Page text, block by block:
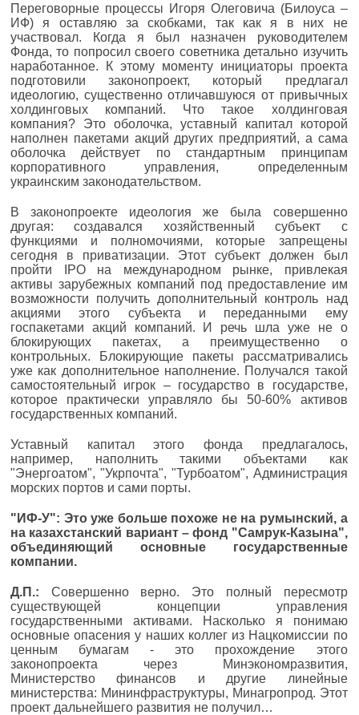
Переговорные процессы Игоря Олеговича (Билоуса –
ИФ) я оставляю за скобками, так как я в них не
участвовал. Когда я был назначен руководителем
Фонда, то попросил своего советника детально изучить
наработанное. К этому моменту инициаторы проекта
подготовили законопроект, который предлагал
идеологию, существенно отличавшуюся от привычных
холдинговых компаний. Что такое холдинговая
компания? Это оболочка, уставный капитал которой
наполнен пакетами акций других предприятий, а сама
оболочка действует по стандартным принципам
корпоративного управления, определенным
украинским законодательством.
В законопроекте идеология же была совершенно
другая: создавался хозяйственный субъект с
функциями и полномочиями, которые запрещены
сегодня в приватизации. Этот субъект должен был
пройти IPO на международном рынке, привлекая
активы зарубежных компаний под предоставление им
возможности получить дополнительный контроль над
акциями этого субъекта и переданными ему
госпакетами акций компаний. И речь шла уже не о
блокирующих пакетах, а преимущественно о
контрольных. Блокирующие пакеты рассматривались
уже как дополнительное наполнение. Получался такой
самостоятельный игрок – государство в государстве,
которое практически управляло бы 50-60% активов
государственных компаний.
Уставный капитал этого фонда предлагалось,
например, наполнить такими объектами как
"Энергоатом", "Укрпочта", "Турбоатом", Администрация
морских портов и сами порты.
"ИФ-У": Это уже больше похоже не на румынский, а
на казахстанский вариант – фонд "Самрук-Казына",
объединяющий основные государственные
компании.
Д.П.: Совершенно верно. Это полный пересмотр
существующей концепции управления
государственными активами. Насколько я понимаю
основные опасения у наших коллег из Нацкомиссии по
ценным бумагам - это прохождение этого
законопроекта через Минэкономразвития,
Министерство финансов и другие линейные
министерства: Мининфраструктуры, Минагропрод. Этот
проект дальнейшего развития не получил…